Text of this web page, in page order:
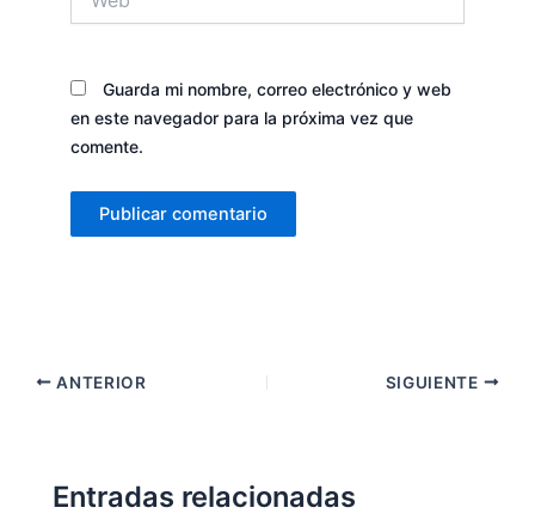
Guarda mi nombre, correo electrónico y web
en este navegador para la próxima vez que
comente.
ANTERIOR SIGUIENTE
Entradas relacionadas